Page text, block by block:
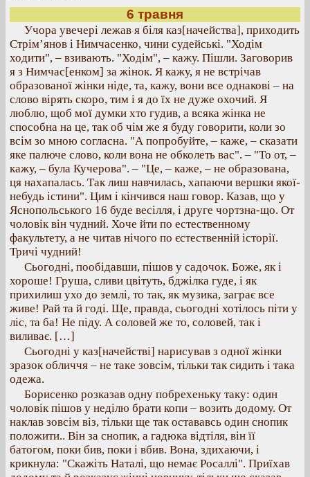
6 травня
Учора увечері лежав я біля каз[начейства], приходить
Стрім’янов і Нимчасенко, чини судейські. "Ходім
ходити", – взивають. "Ходім", – кажу. Пішли. Заговорив
я з Нимчас[енком] за жінок. Я кажу, я не встрічав
образованої жінки ніде, та, кажу, вони все однакові – на
слово вірять скоро, тим і я до їх не дуже охочий. Я
люблю, щоб мої думки хто гудив, а всяка жінка не
способна на це, так об чім же я буду говорити, коли зо
всім зо мною согласна. "А попробуйте, – каже, – сказати
яке палюче слово, коли вона не обколеть вас". – "То от, –
кажу, – була Кучерова". – "Це, – каже, – не образована,
ця нахапалась. Так лиш навчилась, хапаючи вершки якої-
небудь істини". Цим і кінчився наш говор. Казав, що у
Яснопольського 16 буде весілля, і друге чортзна-що. От
чоловік він чудний. Хоче йти по естественному
факультету, а не читав нічого по єстественній історії.
Тричі чудний!
Сьогодні, пообідавши, пішов у садочок. Боже, як і
хороше! Груша, сливи цвітуть, бджілка гуде, і як
прихилиш ухо до землі, то так, як музика, заграє все
живе! Рай та й годі. Ще, правда, сьогодні хотілось піти у
ліс, та ба! Не піду. А соловей же то, соловей, так і
виливає. […]
Сьогодні у каз[начействі] нарисував з одної жінки
зразок обличчя – не таке зовсім, тільки так сидить і така
одежа.
Борисенко розказав одну побрехеньку таку: один
чоловік пішов у неділю брати копи – возить додому. От
наклав зовсім віз, тільки ще так остававсь один снопик
положити.. Він за снопик, а гадюка відтіля, він її
батогом, поки бив, поки і вбив. Вона, здихаючи, і
крикнула: "Скажіть Наталі, що немає Росаллі". Приїхав